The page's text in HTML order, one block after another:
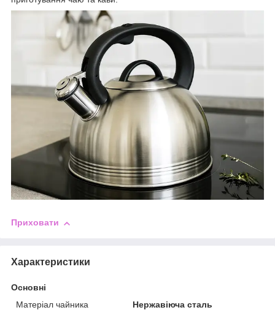
Приховати
Характеристики
Основні
Матеріал чайника
Нержавіюча сталь